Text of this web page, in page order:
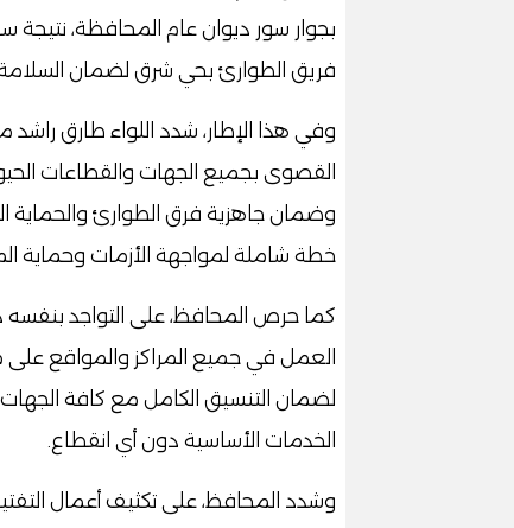
بجوار سور ديوان عام المحافظة،
فريق الطوارئ بحي شرق لضمان السلامة
وفي هذا الإطار، شدد اللواء طارق
القصوى بجميع الجهات والقطاعات
وضمان جاهزية فرق الطوارئ والحماية
خطة شاملة لمواجهة الأزمات وحماية
كما حرص المحافظ، على التواجد بنفسه
العمل في جميع المراكز والمواقع على
لضمان التنسيق الكامل مع كافة
الخدمات الأساسية دون أي انقطاع.
وشدد المحافظ، على تكثيف أعمال